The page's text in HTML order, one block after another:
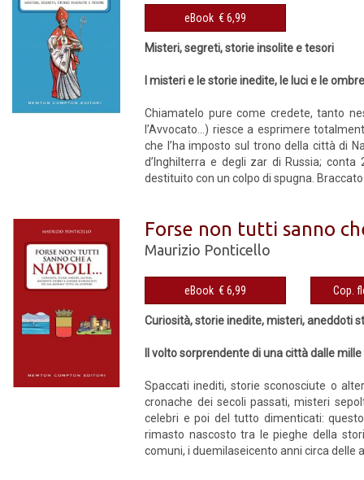
eBook € 6,99
Misteri, segreti, storie insolite e tesori
I misteri e le storie inedite, le luci e le
Chiamatelo pure come credete, tanto
l’Avvocato…) riesce a esprimere
che l’ha imposto sul trono della città di
d’Inghilterra e degli zar di Russia;
destituito con un colpo di spugna.
Forse non tutti sanno
Maurizio Ponticello
eBook € 6,99
Curiosità, storie inedite, misteri, aneddoti
Il volto sorprendente di una città dalle
Spaccati inediti, storie sconosciute o
cronache dei secoli passati, misteri
celebri e poi del tutto dimenticati:
rimasto nascosto tra le pieghe della
comuni, i duemilaseicento anni circa delle